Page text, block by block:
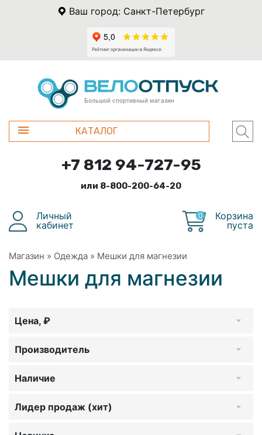
Ваш город: Санкт-Петербург
Большой спортивный магазин
КАТАЛОГ
+7 812 94-727-95
или 8-800-200-64-20
Личный
кабинет
0
Корзина
пуста
Магазин » Одежда » Мешки для магнезии
Мешки для магнезии
Цена, ₽
Производитель
Наличие
Лидер продаж (хит)